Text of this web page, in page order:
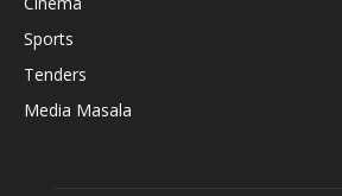
Sports
Tenders
Media Masala